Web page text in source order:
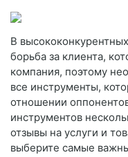
В
борьба за клиента,
компания, поэтому
все инструменты,
отношении
инструментов
отзывы на услуги и
выберите самые